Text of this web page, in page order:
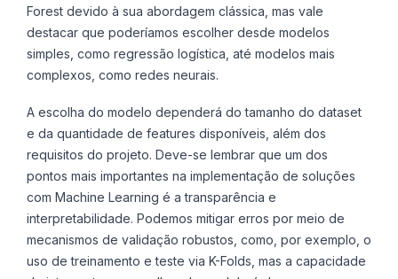
Forest devido à sua abordagem clássica, mas vale
destacar que poderíamos escolher desde modelos
simples, como regressão logística, até modelos mais
complexos, como redes neurais.
A escolha do modelo dependerá do tamanho do dataset
e da quantidade de features disponíveis, além dos
requisitos do projeto. Deve-se lembrar que um dos
pontos mais importantes na implementação de soluções
com Machine Learning é a transparência e
interpretabilidade. Podemos mitigar erros por meio de
mecanismos de validação robustos, como, por exemplo, o
uso de treinamento e teste via K-Folds, mas a capacidade